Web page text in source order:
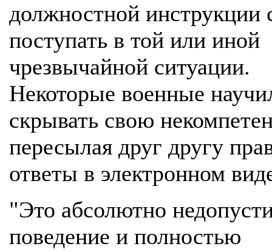
должностной инструкции
поступать в той или иной
чрезвычайной ситуации.
Некоторые военные
скрывать свою
пересылая друг другу
ответы в электронном
"Это абсолютно
поведение и полностью